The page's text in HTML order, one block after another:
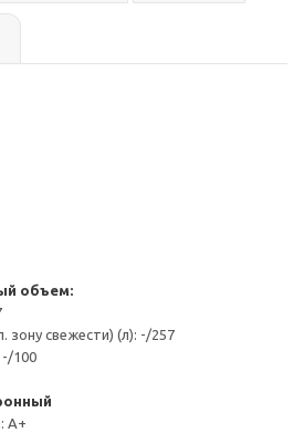
объем:
зону свежести) (л): -/257
100
A+